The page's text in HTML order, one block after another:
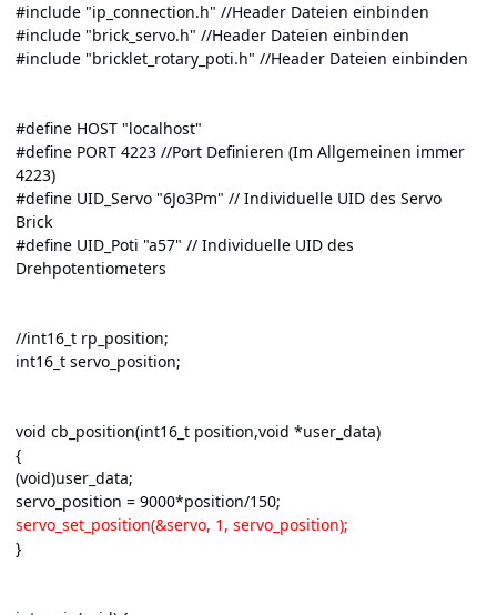
#include "ip_connection.h" //Header Dateien einbinden
#include "brick_servo.h" //Header Dateien einbinden
#include "bricklet_rotary_poti.h" //Header Dateien einbinden
#define HOST "localhost"
#define PORT 4223 //Port Definieren (Im Allgemeinen immer
4223)
#define UID_Servo "6Jo3Pm" // Individuelle UID des Servo
Brick
#define UID_Poti "a57" // Individuelle UID des
Drehpotentiometers
//int16_t rp_position;
int16_t servo_position;
void cb_position(int16_t position,void *user_data)
{
(void)user_data;
servo_position = 9000*position/150;
servo_set_position(&servo, 1, servo_position);
}